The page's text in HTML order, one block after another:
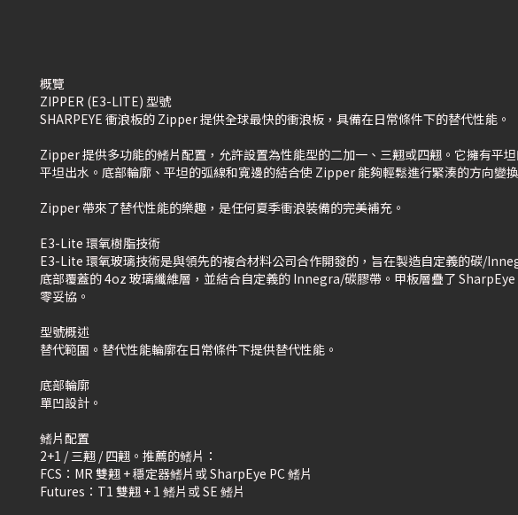
概覽
ZIPPER (E3-LITE) 型號
SHARPEYE 衝浪板的 Zipper 提供全球最快的衝浪板，具備在日常條件下的替代性能。
Zipper 提供多功能的鳍片配置，允許設置為性能型的二加一、三翹或四翹。它擁有平
平坦出水。底部輪廓、平坦的弧線和寬邊的結合使 Zipper 能夠輕鬆進行緊湊的方向變
Zipper 帶來了替代性能的樂趣，是任何夏季衝浪裝備的完美補充。
E3-Lite 環氧樹脂技術
E3-Lite 環氧玻璃技術是與領先的複合材料公司合作開發的，旨在製造自定義的碳/
底部覆蓋的 4oz 玻璃纖維層，並結合自定義的 Innegra/碳膠帶。甲板層疊了
零妥協。
型號概述
替代範圍。替代性能輪廓在日常條件下提供替代性能。
底部輪廓
單凹設計。
鳍片配置
2+1 / 三翹 / 四翹。推薦的鳍片：
FCS：MR 雙翹 + 穩定器鳍片或 SharpEye PC 鳍片
Futures：T1 雙翹 + 1 鳍片或 SE 鳍片